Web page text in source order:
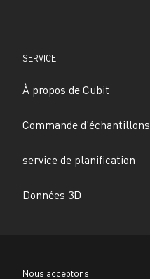
SERVICE
À propos de Cubit
Commande d'échantillons
service de planification
Données 3D
Nous acceptons